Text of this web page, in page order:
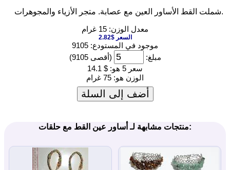
شملت القط الأساور العين مع عصابة. متجر الأزياء والمجوهرات.
معدل الوزن: 15 غرام
السعر $2.82
موجود في المستودع: 9105
مبلغ:
(أقصى 9105)
سعر 5 هو:
$ 14.1
الوزن هو: 75 غرام
أضف إلى السلة
منتجات مشابهة لـ أساور عين القط مع حلقات: